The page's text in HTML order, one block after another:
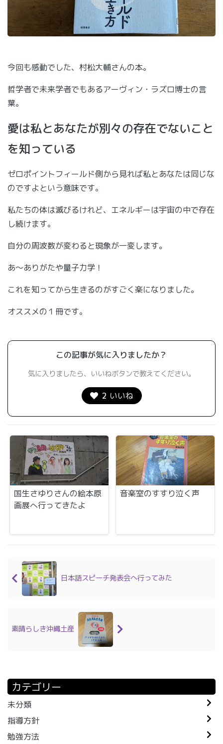
今回も感動でした、村松大輔さんの本。
哲学者で未来学者でもあるアーヴィン・ラズロ博士の言
葉。
愛は私とあなたが別々の存在でないこと
を知っている
ゼロポイントフィールド側から見れば私とあなたは同じな
のですよという意味です。
私たちの体は滅びるけれど、エネルギーは宇宙の中で存在
し続けます。
自分の周波数が変わると現象が一変します。
あ～ありがたや量子力学！
これを知ってから生きるのがすごく楽になりました。
オススメの１冊です。
この記事が気に入りましたか？
気に入りましたら、いいねボタンで教えてください。
2 いいね
国生さゆりさんの絵本原
画展へ行ってきたよ
音楽室のすすり泣く声
日本語スピーチ発表会へ行ってみた
素晴らしき沖縄土産
カテゴリー
未分類
指導方針
勉強方法